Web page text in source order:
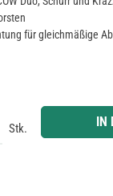
für gleichmäßige
Wert ein
Stk. IN